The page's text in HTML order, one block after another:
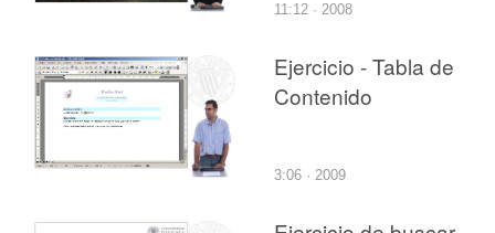
11:12 · 2008
Ejercicio - Tabla de
Contenido
3:06 · 2009